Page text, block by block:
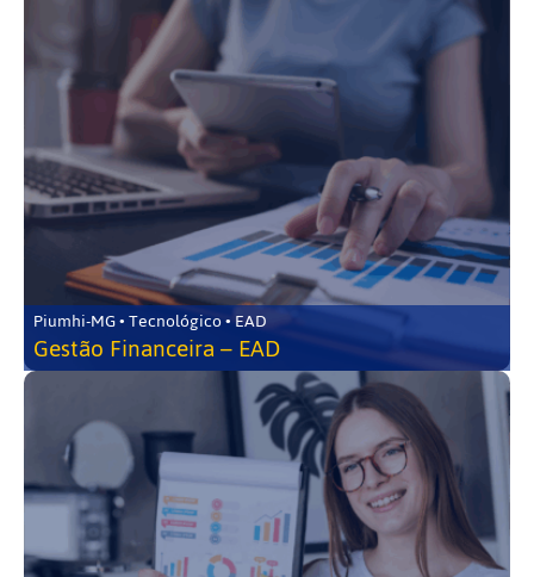
Piumhi-MG • Tecnológico • EAD
Gestão Financeira – EAD